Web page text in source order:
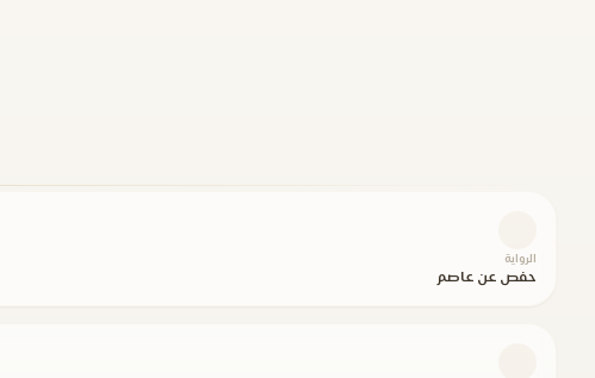
الرواية
حفص عن عاصم